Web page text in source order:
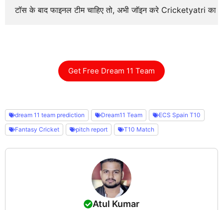
टॉस के बाद फाइनल टीम चाहिए तो, अभी जॉइन करे Cricketyatri
Get Free Dream 11 Team
dream 11 team prediction Dream11 Team
ECS Spain T10
Fantasy Cricket
pitch report T10 Match
Atul Kumar